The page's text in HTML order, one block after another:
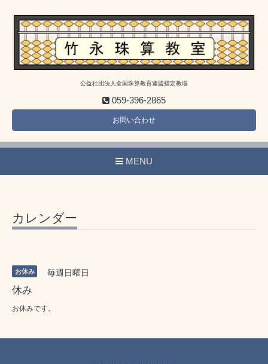
公益社団法人全国珠算教育連盟指定教場
059-396-2865
お問い合わせ
MENU
カレンダー
お休み 毎週日曜日
休み
お休みです。